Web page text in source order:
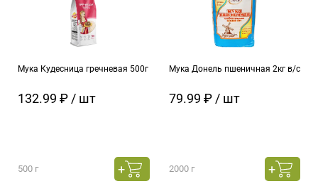
Мука Кудесница гречневая 500г
132.99 ₽ / шт
500 г
Мука Донель пшеничная 2кг в/с
79.99 ₽ / шт
2000 г